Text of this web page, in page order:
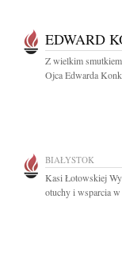
EDWARD
Z wielkim
Ojca Edwarda
BIAŁYSTOK
Kasi Łotowskiej
otuchy i wsparcia